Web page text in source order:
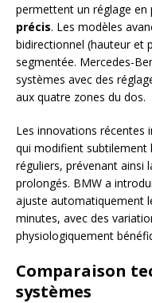
permettent un réglage en
précis. Les modèles
bidirectionnel (hauteur et
segmentée. Mercedes-
systèmes avec des
aux quatre zones du dos.
Les innovations récentes
qui modifient subtilement
réguliers, prévenant ainsi
prolongés. BMW a
ajuste automatiquement
minutes, avec des
physiologiquement
Comparaison
systèmes